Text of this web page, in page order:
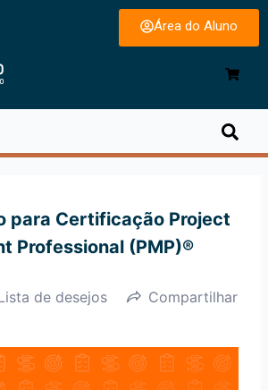
Área do Aluno
para Certificação Project
Professional (PMP)®
de desejos Compartilhar